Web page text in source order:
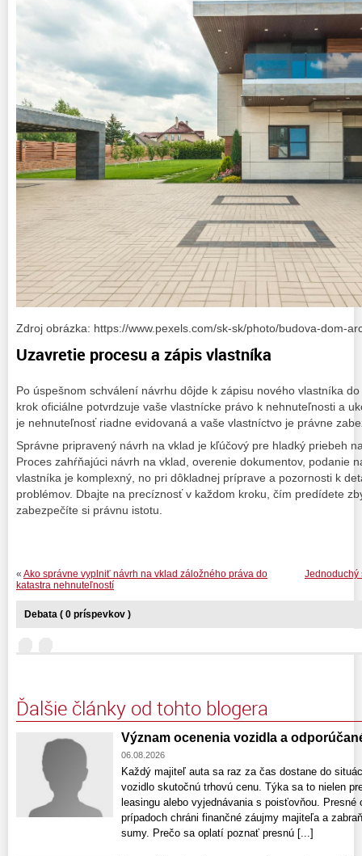
Zdroj obrázka: https://www.pexels.com/sk-sk/photo/budova-dom-
Uzavretie procesu a zápis vlastníka
Po úspešnom schválení návrhu dôjde k zápisu nového vlastníka
krok oficiálne potvrdzuje vaše vlastnícke právo k nehnuteľnosti a
je nehnuteľnosť riadne evidovaná a vaše vlastníctvo je právne
Správne pripravený návrh na vklad je kľúčový pre hladký priebeh
Proces zahŕňajúci návrh na vklad, overenie dokumentov, podanie
vlastníka je komplexný, no pri dôkladnej príprave a pozornosti k
problémov. Dbajte na precíznosť v každom kroku, čím predídete
zabezpečíte si právnu istotu.
Jednoduchý
« Ako správne vyplniť návrh na vklad záložného práva do
katastra nehnuteľností
Debata ( 0 príspevkov )
Ďalšie články od tohto blogera
Význam ocenenia vozidla a
06.08.2026
Každý majiteľ auta sa raz za čas dostane do
vozidlo skutočnú trhovú cenu. Týka sa to nielen
leasingu alebo vyjednávania s poisťovňou.
prípadoch chráni finančné záujmy majiteľa a
sumy. Prečo sa oplatí poznať presnú [...]